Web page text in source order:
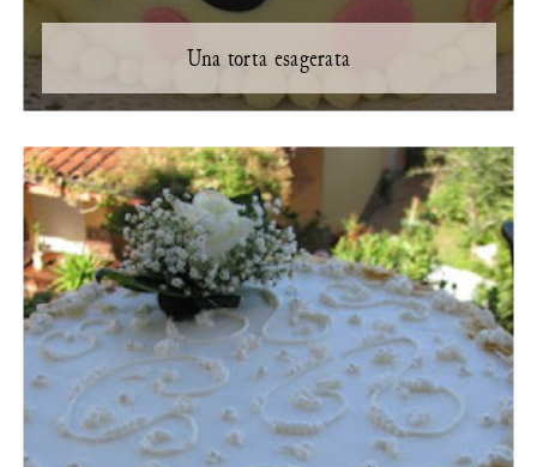
Una torta esagerata